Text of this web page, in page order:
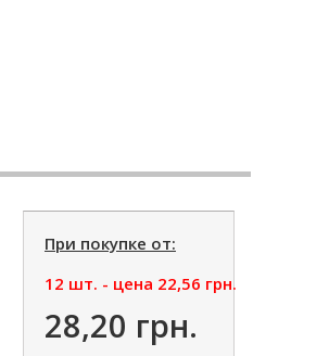
При покупке от:
12 шт. - цена 22,56 грн.
28,20 грн.